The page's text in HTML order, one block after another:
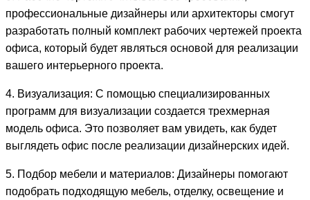
профессиональные дизайнеры или архитекторы смогут
разработать полный комплект рабочих чертежей проекта
офиса, который будет являться основой для реализации
вашего интерьерного проекта.
4. Визуализация: С помощью специализированных
программ для визуализации создается трехмерная
модель офиса. Это позволяет вам увидеть, как будет
выглядеть офис после реализации дизайнерских идей.
5. Подбор мебели и материалов: Дизайнеры помогают
подобрать подходящую мебель, отделку, освещение и